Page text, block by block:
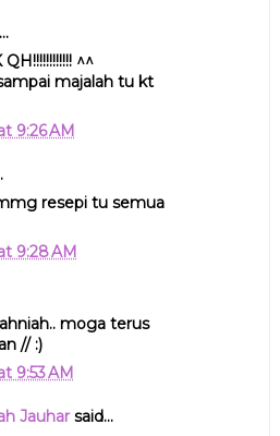
^^
majalah tu kt
9:26 AM
resepi tu semua
9:28 AM
moga terus
// :)
9:53 AM
Jauharsaid...